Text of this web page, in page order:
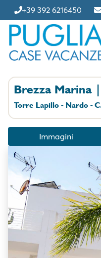
+39 392 6216450
Brezza Marina
Torre Lapillo - Nardo -
Immagini